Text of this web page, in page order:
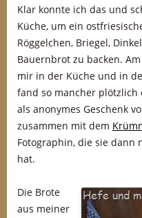
Klar konnte ich das und
Küche, um ein
Röggelchen, Briegel,
Bauernbrot zu backen.
mir in der Küche und in
fand so mancher plötzlich
als anonymes Geschenk
zusammen mit dem
Fotographin, die sie dann
hat.
Die Brote
aus meiner